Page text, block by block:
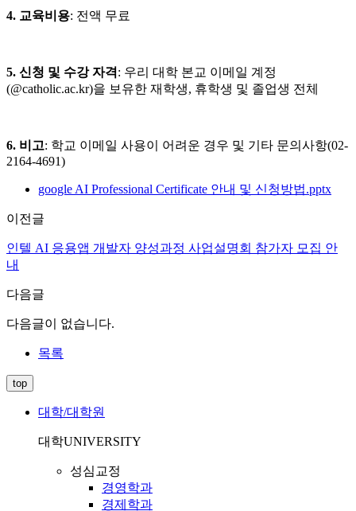
4. 교육비용: 전액 무료
5. 신청 및 수강 자격: 우리 대학 본교 이메일 계정
(@catholic.ac.kr)을 보유한 재학생, 휴학생 및 졸업생 전체
6. 비고: 학교 이메일 사용이 어려운 경우 및 기타 문의사항(02-
2164-4691)
google AI Professional Certificate 안내 및 신청방법.pptx
이전글
인텔 AI 응용앱 개발자 양성과정 사업설명회 참가자 모집 안
내
다음글
다음글이 없습니다.
목록
top
대학/대학원
대학UNIVERSITY
성심교정
경영학과
경제학과